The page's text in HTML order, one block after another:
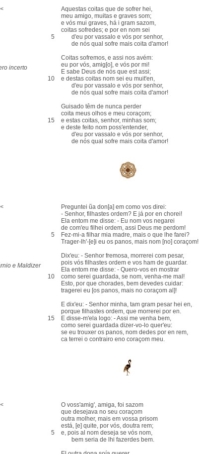
<
incerto
Aquestas coitas que de sofrer hei,
meu amigo, muitas e graves som;
e vós mui graves, há i gram sazom,
coitas sofredes; e por en nom sei
5
d'eu por vassalo e vós por senhor,
de nós qual sofre mais coita d'amor!
Coitas sofremos, e assi nos avém:
eu por vós, amig[o], e vós por mi!
E sabe Deus de nós que est assi;
10
e destas coitas nom sei eu muit'en,
d'eu por vassalo e vós por senhor,
de nós qual sofre mais coita d'amor!
Guisado têm de nunca perder
coita meus olhos e meu coraçom;
15
e estas coitas, senhor, minhas som;
e deste feito nom poss'entender,
d'eu por vassalo e vós por senhor,
de nós qual sofre mais coita d'amor!
<
e Maldizer
Preguntei ũa don[a] em como vos direi:
- Senhor, filhastes ordem? E já por en chorei!
Ela entom me disse: - Eu nom vos negarei
de com'eu filhei ordem, assi Deus me perdom!
5
Fez-mi-a filhar mia madre, mais o que lhe farei?
Trager-lh'-[e]i eu os panos, mais nom [no] coraçom!
Dix'eu: - Senhor fremosa, morrerei com pesar,
pois vós filhastes ordem e vos ham de guardar.
Ela entom me disse: - Quero-vos en mostrar
10
como serei guardada, se nom, venha-me mal!
Esto, por que chorades, bem devedes cuidar:
tragerei eu [os panos, mais no coraçom al]!
E dix'eu: - Senhor minha, tam gram pesar hei en,
porque filhastes ordem, que morrerei por en.
15
E disse-m'ela logo: - Assi me venha bem,
como serei guardada dizer-vo-lo quer'eu:
se eu trouxer os panos, nom dedes por en rem,
ca terrei o contrairo eno coraçom meu.
<
O voss'amig', amiga, foi sazom
que desejava no seu coraçom
outra molher, mais em vossa prisom
está, [e] quite, por vós, doutra rem;
5
e, pois al nom deseja se vós nom,
bem seria de lhi fazerdes bem.